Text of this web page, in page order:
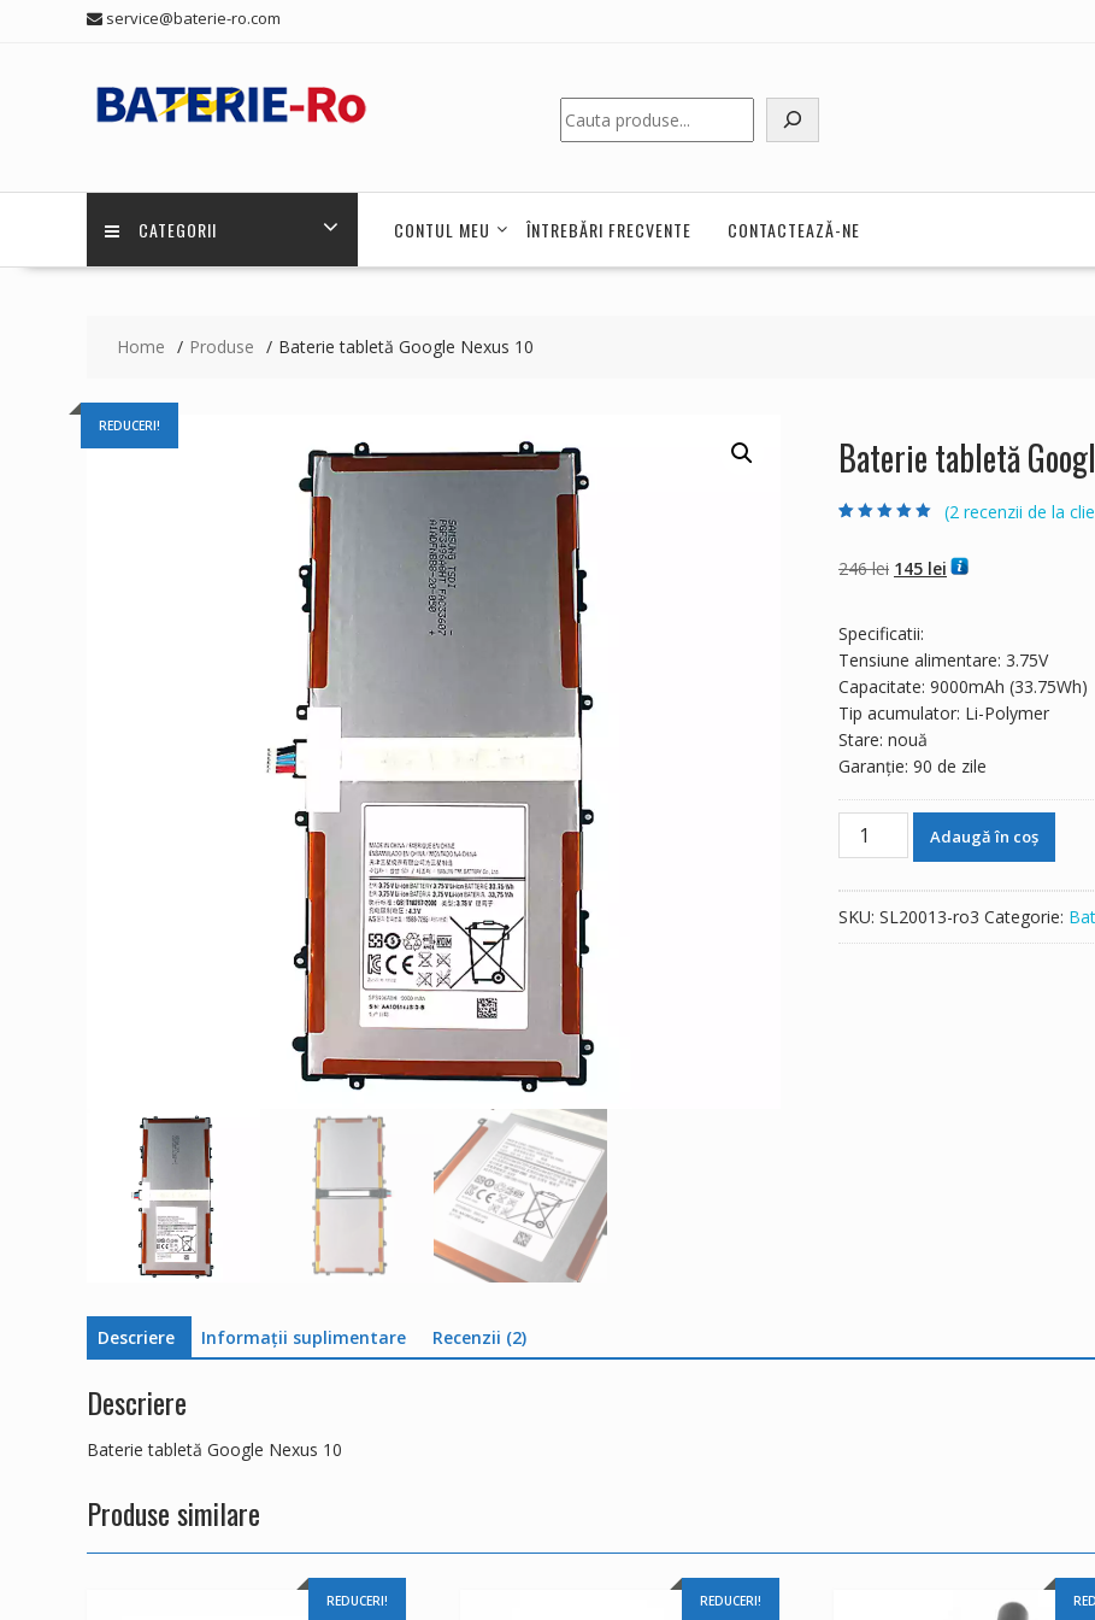
service@baterie-ro.com
Caută
CATEGORII CONTUL MEU ÎNTREBĂRI FRECVENTE CONTACTEAZĂ-NE
Home Produse Baterie tabletă Google Nexus 10
REDUCERI!
Baterie tabletă
evaluări de la
clienți
(2 recenzii de la
246lei Prețul
fost:
246 lei.
145 lei Prețul
Specificatii:
Tensiune alimentare: 3.75V
Capacitate: 9000mAh (33.75Wh)
Tip acumulator: Li-Polymer
Stare: nouă
Garanție: 90 de zile
Cantitate
Baterie
Nexus
Adaugă în coș
SKU: SL20013-ro3 Categorie:
Descriere Informații suplimentare Recenzii (2)
Descriere
Baterie tabletă Google Nexus 10
Produse similare
REDUCERI! REDUCERI!